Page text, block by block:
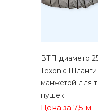
ВТП диаметр
Texonic Шланги
манжетой для
пушек
Цена за 7,5 м